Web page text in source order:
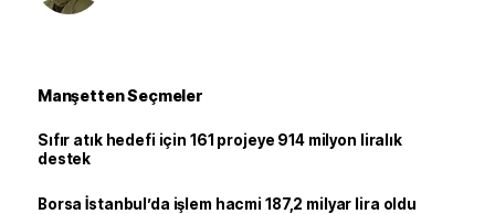
Manşetten Seçmeler
Sıfır atık hedefi için 161 projeye 914 milyon liralık
destek
Borsa İstanbul’da işlem hacmi 187,2 milyar lira oldu